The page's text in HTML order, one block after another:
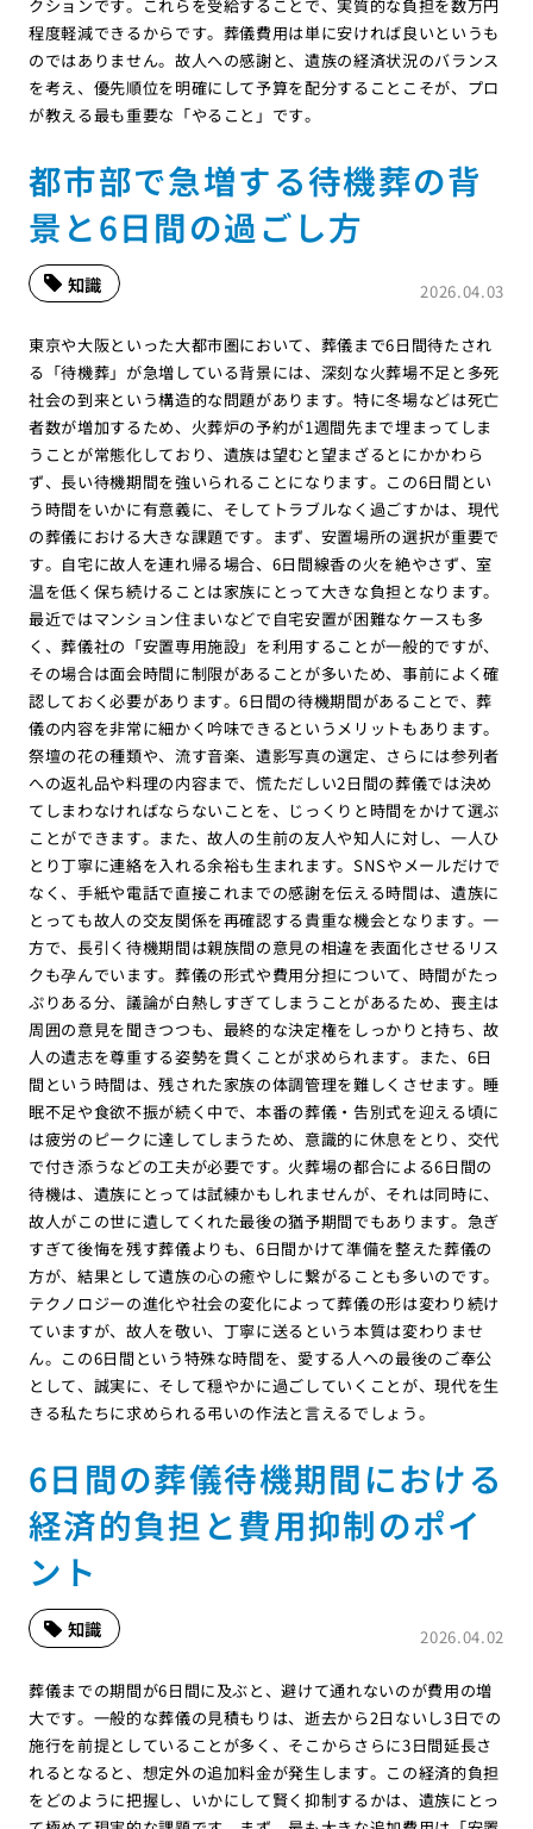
クションです。これらを受給することで、実質的な負担を数万円
程度軽減できるからです。葬儀費用は単に安ければ良いというも
のではありません。故人への感謝と、遺族の経済状況のバランス
を考え、優先順位を明確にして予算を配分することこそが、プロ
が教える最も重要な「やること」です。
都市部で急増する待機葬の背
景と6日間の過ごし方
2026.04.03
知識
東京や大阪といった大都市圏において、葬儀まで6日間待たされ
る「待機葬」が急増している背景には、深刻な火葬場不足と多死
社会の到来という構造的な問題があります。特に冬場などは死亡
者数が増加するため、火葬炉の予約が1週間先まで埋まってしま
うことが常態化しており、遺族は望むと望まざるとにかかわら
ず、長い待機期間を強いられることになります。この6日間とい
う時間をいかに有意義に、そしてトラブルなく過ごすかは、現代
の葬儀における大きな課題です。まず、安置場所の選択が重要で
す。自宅に故人を連れ帰る場合、6日間線香の火を絶やさず、室
温を低く保ち続けることは家族にとって大きな負担となります。
最近ではマンション住まいなどで自宅安置が困難なケースも多
く、葬儀社の「安置専用施設」を利用することが一般的ですが、
その場合は面会時間に制限があることが多いため、事前によく確
認しておく必要があります。6日間の待機期間があることで、葬
儀の内容を非常に細かく吟味できるというメリットもあります。
祭壇の花の種類や、流す音楽、遺影写真の選定、さらには参列者
への返礼品や料理の内容まで、慌ただしい2日間の葬儀では決め
てしまわなければならないことを、じっくりと時間をかけて選ぶ
ことができます。また、故人の生前の友人や知人に対し、一人ひ
とり丁寧に連絡を入れる余裕も生まれます。SNSやメールだけで
なく、手紙や電話で直接これまでの感謝を伝える時間は、遺族に
とっても故人の交友関係を再確認する貴重な機会となります。一
方で、長引く待機期間は親族間の意見の相違を表面化させるリス
クも孕んでいます。葬儀の形式や費用分担について、時間がたっ
ぷりある分、議論が白熱しすぎてしまうことがあるため、喪主は
周囲の意見を聞きつつも、最終的な決定権をしっかりと持ち、故
人の遺志を尊重する姿勢を貫くことが求められます。また、6日
間という時間は、残された家族の体調管理を難しくさせます。睡
眠不足や食欲不振が続く中で、本番の葬儀・告別式を迎える頃に
は疲労のピークに達してしまうため、意識的に休息をとり、交代
で付き添うなどの工夫が必要です。火葬場の都合による6日間の
待機は、遺族にとっては試練かもしれませんが、それは同時に、
故人がこの世に遺してくれた最後の猶予期間でもあります。急ぎ
すぎて後悔を残す葬儀よりも、6日間かけて準備を整えた葬儀の
方が、結果として遺族の心の癒やしに繋がることも多いのです。
テクノロジーの進化や社会の変化によって葬儀の形は変わり続け
ていますが、故人を敬い、丁寧に送るという本質は変わりませ
ん。この6日間という特殊な時間を、愛する人への最後のご奉公
として、誠実に、そして穏やかに過ごしていくことが、現代を生
きる私たちに求められる弔いの作法と言えるでしょう。
6日間の葬儀待機期間における
経済的負担と費用抑制のポイ
ント
2026.04.02
知識
葬儀までの期間が6日間に及ぶと、避けて通れないのが費用の増
大です。一般的な葬儀の見積もりは、逝去から2日ないし3日での
施行を前提としていることが多く、そこからさらに3日間延長さ
れるとなると、想定外の追加料金が発生します。この経済的負担
をどのように把握し、いかにして賢く抑制するかは、遺族にとっ